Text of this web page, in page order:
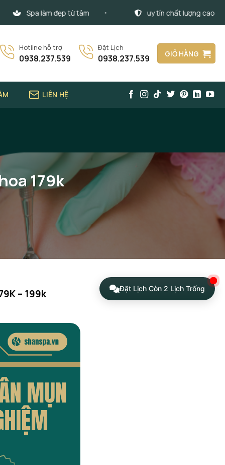
Spa làm đẹp từ tâm uy tín chất lượng cao
Hotline hỗ trợ
0938.237.539
Đặt Lịch
0938.237.539 GIỎ HÀNG
LIÊN HỆ
179k
– 199k Đặt Lịch Còn 2 Lịch Trống